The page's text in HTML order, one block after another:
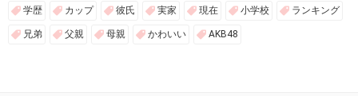
学歴 カップ 彼氏 実家 現在 小学校 ランキング
兄弟 父親 母親 かわいい AKB48